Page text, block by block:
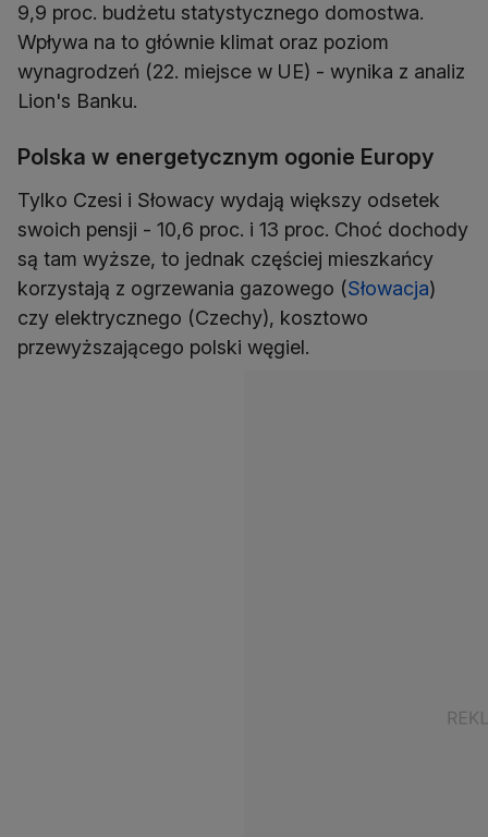
9,9 proc. budżetu statystycznego domostwa.
Wpływa na to głównie klimat oraz poziom
wynagrodzeń (22. miejsce w UE) - wynika z analiz
Lion's Banku.
Polska w energetycznym ogonie Europy
Tylko Czesi i Słowacy wydają większy odsetek
swoich pensji - 10,6 proc. i 13 proc. Choć dochody
są tam wyższe, to jednak częściej mieszkańcy
korzystają z ogrzewania gazowego (Słowacja)
czy elektrycznego (Czechy), kosztowo
przewyższającego polski węgiel.